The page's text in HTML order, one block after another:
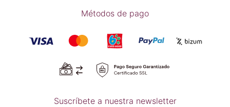
Métodos de pago
Suscríbete a nuestra newsletter